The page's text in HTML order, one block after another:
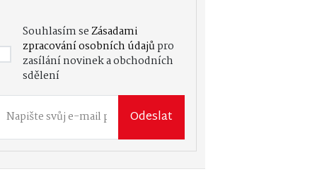
Souhlasím seZásadami
zpracování osobních údajůpro
zasílání novinek a obchodních
sdělení
Odeslat